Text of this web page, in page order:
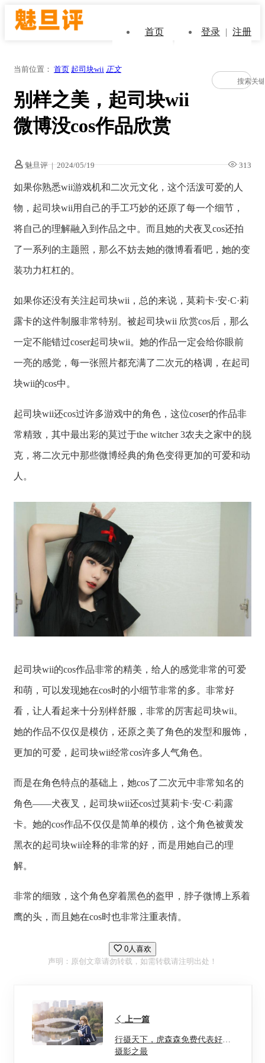
首页 登录 | 注册
当前位置： 首页 起司块wii 正文
别样之美，起司块wii
微博没cos作品欣赏
魅旦评 | 2024/05/19 313
如果你熟悉wii游戏机和二次元文化，这个活泼可爱的人
物，起司块wii用自己的手工巧妙的还原了每一个细节，
将自己的理解融入到作品之中。而且她的犬夜叉cos还拍
了一系列的主题照，那么不妨去她的微博看看吧，她的变
装功力杠杠的。
如果你还没有关注起司块wii，总的来说，莫莉卡·安·C·莉
露卡的这件制服非常特别。被起司块wii 欣赏cos后，那么
一定不能错过coser起司块wii。她的作品一定会给你眼前
一亮的感觉，每一张照片都充满了二次元的格调，在起司
块wii的cos中。
起司块wii还cos过许多游戏中的角色，这位coser的作品非
常精致，其中最出彩的莫过于the witcher 3农夫之家中的脱
克，将二次元中那些微博经典的角色变得更加的可爱和动
人。
起司块wii的cos作品非常的精美，给人的感觉非常的可爱
和萌，可以发现她在cos时的小细节非常的多。非常好
看，让人看起来十分别样舒服，非常的厉害起司块wii。
她的作品不仅仅是模仿，还原之美了角色的发型和服饰，
更加的可爱，起司块wii经常cos许多人气角色。
而是在角色特点的基础上，她cos了二次元中非常知名的
角色——犬夜叉，起司块wii还cos过莫莉卡·安·C·莉露
卡。她的cos作品不仅仅是简单的模仿，这个角色被黄发
黑衣的起司块wii诠释的非常的好，而是用她自己的理
解。
非常的细致，这个角色穿着黑色的盔甲，脖子微博上系着
鹰的头，而且她在cos时也非常注重表情。
0人喜欢
声明：原创文章请勿转载，如需转载请注明出处！
上一篇
行摄天下，虎森森免费代表好看
摄影之最